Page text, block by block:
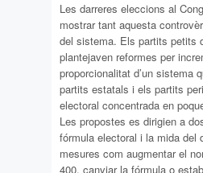
Les darreres eleccions al
mostrar tant aquesta
del sistema. Els partits petits
plantejaven reformes per
proporcionalitat d’un sistema
partits estatals i els partits
electoral concentrada en
Les propostes es dirigien a
fórmula electoral i la mida del
mesures com augmentar el
400, canviar la fórmula o